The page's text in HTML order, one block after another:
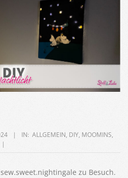
IN: ALLGEMEIN, DIY, MOOMINS,
zu Besuch.